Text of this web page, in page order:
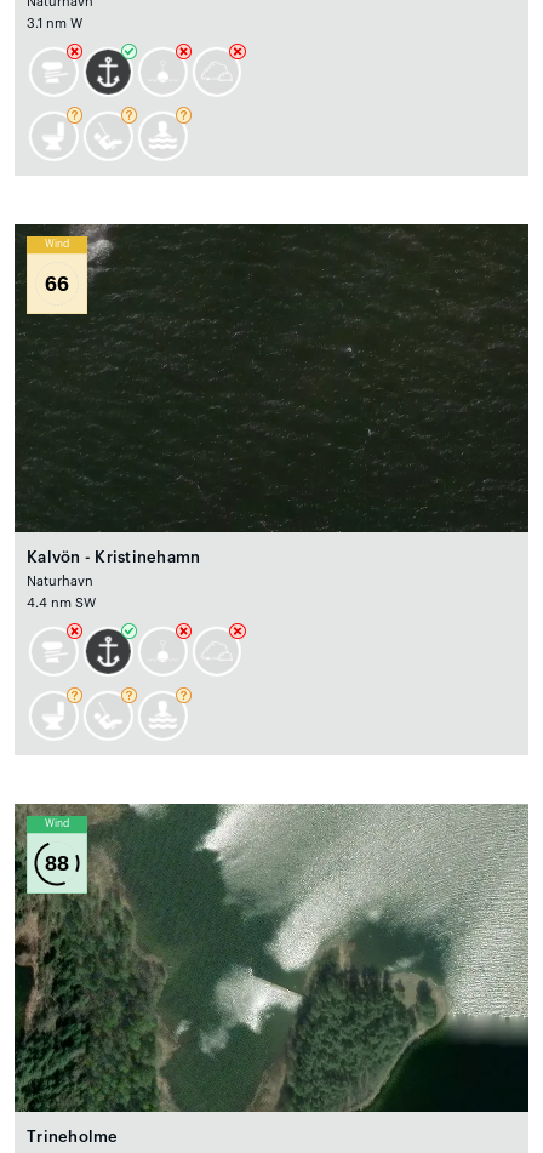
3.1 nm W
Wind
66
Kalvön - Kristinehamn
Naturhavn
4.4 nm SW
Wind
88
Trineholme